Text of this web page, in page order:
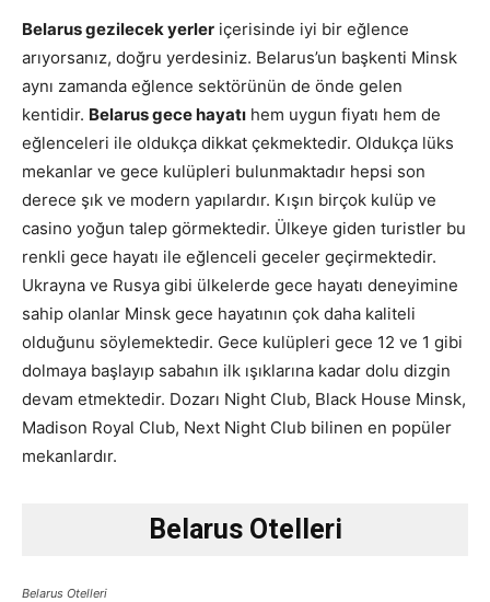
Belarus gezilecek yerler içerisinde iyi bir eğlence
arıyorsanız, doğru yerdesiniz. Belarus’un başkenti Minsk
aynı zamanda eğlence sektörünün de önde gelen
kentidir. Belarus gece hayatı hem uygun fiyatı hem de
eğlenceleri ile oldukça dikkat çekmektedir. Oldukça lüks
mekanlar ve gece kulüpleri bulunmaktadır hepsi son
derece şık ve modern yapılardır. Kışın birçok kulüp ve
casino yoğun talep görmektedir. Ülkeye giden turistler bu
renkli gece hayatı ile eğlenceli geceler geçirmektedir.
Ukrayna ve Rusya gibi ülkelerde gece hayatı deneyimine
sahip olanlar Minsk gece hayatının çok daha kaliteli
olduğunu söylemektedir. Gece kulüpleri gece 12 ve 1 gibi
dolmaya başlayıp sabahın ilk ışıklarına kadar dolu dizgin
devam etmektedir. Dozarı Night Club, Black House Minsk,
Madison Royal Club, Next Night Club bilinen en popüler
mekanlardır.
Belarus Otelleri
Belarus Otelleri